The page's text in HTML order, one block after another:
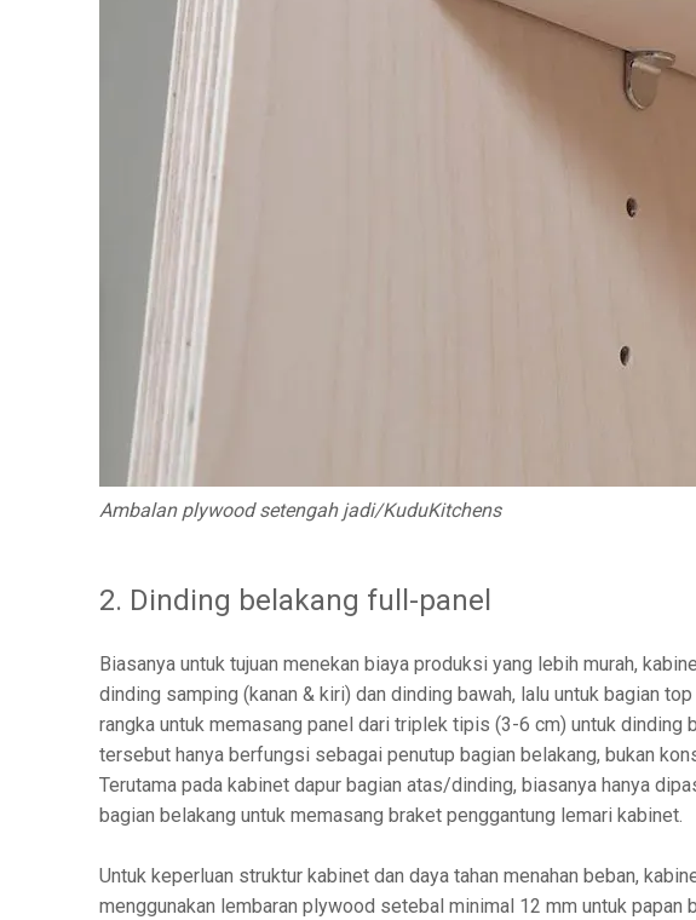
Ambalan plywood setengah jadi/KuduKitchens
2. Dinding belakang full-panel
Biasanya untuk tujuan menekan biaya produksi yang lebih murah,
dinding samping (kanan & kiri) dan dinding bawah, lalu untuk bagian
rangka untuk memasang panel dari triplek tipis (3-6 cm) untuk dinding
tersebut hanya berfungsi sebagai penutup bagian belakang, bukan
Terutama pada kabinet dapur bagian atas/dinding, biasanya hanya
bagian belakang untuk memasang braket penggantung lemari kabinet.
Untuk keperluan struktur kabinet dan daya tahan menahan beban,
menggunakan lembaran plywood setebal minimal 12 mm untuk papan